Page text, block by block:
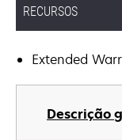
RECURSOS
Extended
Descrição